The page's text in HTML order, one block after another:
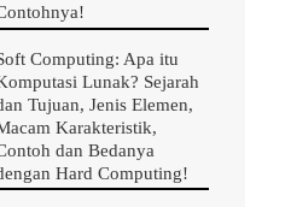
Computing: Apa itu
Lunak? Sejarah
Tujuan, Jenis Elemen,
Karakteristik,
dan Bedanya
Hard Computing!